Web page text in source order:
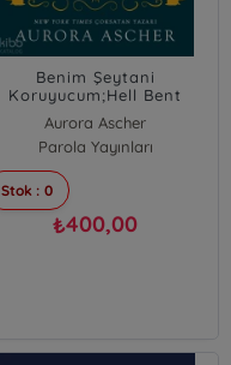
Benim Şeytani
Koruyucum;Hell Bent
Aurora Ascher
Parola Yayınları
Stok : 0
₺400,00